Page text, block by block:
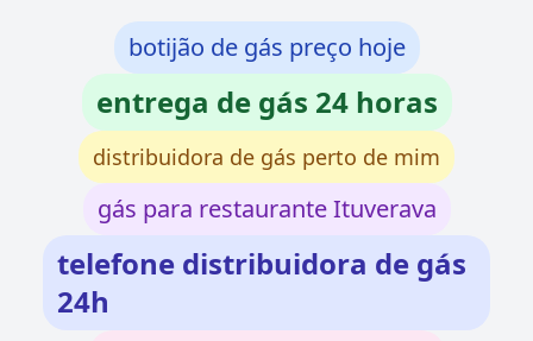
botijão de gás preço hoje
entrega de gás 24 horas
distribuidora de gás perto de mim
gás para restaurante Ituverava
telefone distribuidora de gás
24h